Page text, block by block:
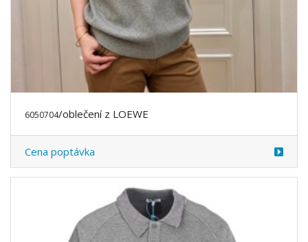
6050704/oblečení z LOEWE
Cena poptávka